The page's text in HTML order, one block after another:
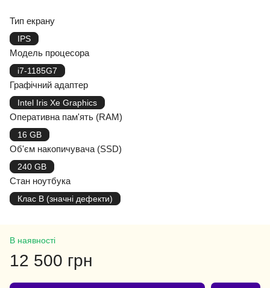
Тип екрану
IPS
Модель процесора
i7-1185G7
Графічний адаптер
Intel Iris Xe Graphics
Оперативна пам'ять (RAM)
16 GB
Об'єм накопичувача (SSD)
240 GB
Стан ноутбука
Клас B (значні дефекти)
В наявності
12 500 грн